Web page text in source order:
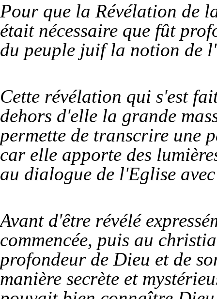
Pour que la Révélation de
était nécessaire que fût
du peuple juif la notion de
Cette révélation qui s'est
dehors d'elle la grande
permette de transcrire une
car elle apporte des
au dialogue de l'Eglise
Avant d'être révélé
commencée, puis au
profondeur de Dieu et de
manière secrète et